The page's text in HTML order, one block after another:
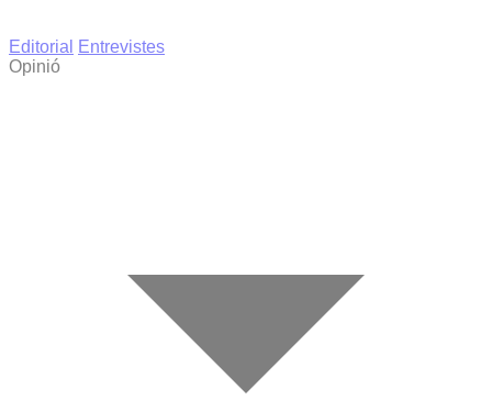
Editorial
Entrevistes
Opinió